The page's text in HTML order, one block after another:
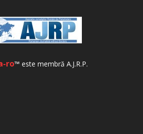
ro™ este membră A.J.R.P.